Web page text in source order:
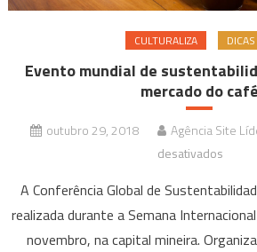
CULTURALIZA DICAS
Evento mundial de
mercado do café
outubro 29, 2018 Agência Site
desativados
de
A Conferência Global de
realizada durante a Semana
novembro, na capital mineira.